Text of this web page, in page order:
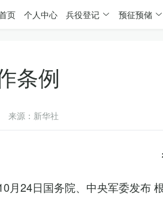
页 个人中心 兵役登记 预征预储
条例
来源：新华社
月24日国务院、中央军委发布